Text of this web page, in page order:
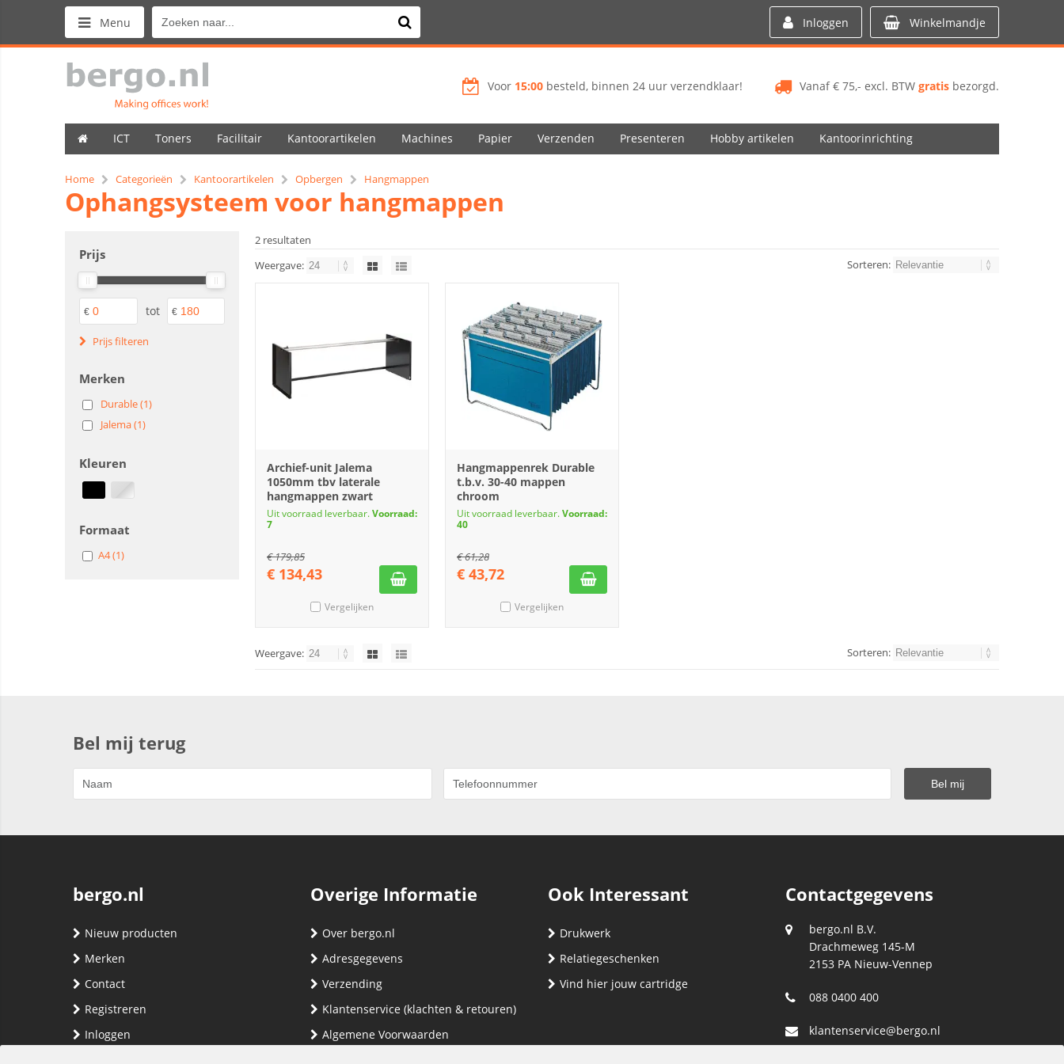
Menu Inloggen Winkelmandje
Vanaf € 75,- excl. BTW gratis bezorgd.
Voor 15:00 besteld, binnen 24 uur verzendklaar!
ICT Toners Facilitair Kantoorartikelen Machines Papier Verzenden Presenteren Hobby artikelen Kantoorinrichting
Home Categorieën Kantoorartikelen Opbergen Hangmappen
Ophangsysteem voor hangmappen
Prijs
€ tot €
Prijs filteren
Merken
Durable (1)
Jalema (1)
Kleuren
Formaat
A4 (1)
2 resultaten
Weergave:
Sorteren:
Archief-unit Jalema
1050mm tbv laterale
hangmappen zwart
Uit voorraad leverbaar.Voorraad:
7
€179,85
€ 134,43
Vergelijken
Hangmappenrek Durable
t.b.v. 30-40 mappen
chroom
Uit voorraad leverbaar.Voorraad:
40
€61,28
€ 43,72
Vergelijken
Weergave: Sorteren:
Bel mij terug
bergo.nl
Nieuw producten
Merken
Contact
Registreren
Inloggen
Overige Informatie
Over bergo.nl
Adresgegevens
Verzending
Klantenservice (klachten & retouren)
Algemene Voorwaarden
Ook Interessant
Drukwerk
Relatiegeschenken
Vind hier jouw cartridge
Contactgegevens
bergo.nl B.V.
Drachmeweg 145-M
2153 PA Nieuw-Vennep
088 0400 400
klantenservice@bergo.nl